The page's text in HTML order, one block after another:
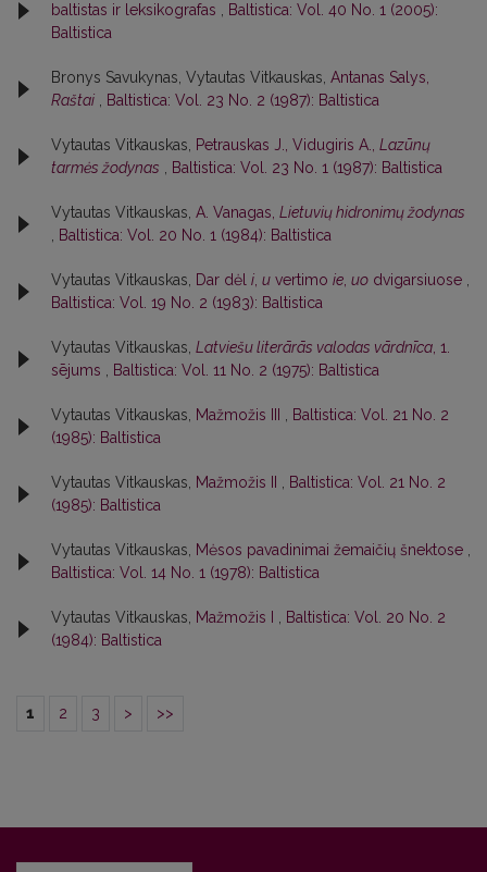
baltistas ir leksikografas , Baltistica: Vol. 40 No. 1 (2005):
Baltistica
Bronys Savukynas, Vytautas Vitkauskas, Antanas Salys,
Raštai , Baltistica: Vol. 23 No. 2 (1987): Baltistica
Vytautas Vitkauskas, Petrauskas J., Vidugiris A., Lazūnų
tarmės žodynas , Baltistica: Vol. 23 No. 1 (1987): Baltistica
Vytautas Vitkauskas, A. Vanagas, Lietuvių hidronimų žodynas
, Baltistica: Vol. 20 No. 1 (1984): Baltistica
Vytautas Vitkauskas, Dar dėl i, u vertimo ie, uo dvigarsiuose ,
Baltistica: Vol. 19 No. 2 (1983): Baltistica
Vytautas Vitkauskas, Latviešu literārās valodas vārdnīca, 1.
sējums , Baltistica: Vol. 11 No. 2 (1975): Baltistica
Vytautas Vitkauskas, Mažmožis III , Baltistica: Vol. 21 No. 2
(1985): Baltistica
Vytautas Vitkauskas, Mažmožis II , Baltistica: Vol. 21 No. 2
(1985): Baltistica
Vytautas Vitkauskas, Mėsos pavadinimai žemaičių šnektose ,
Baltistica: Vol. 14 No. 1 (1978): Baltistica
Vytautas Vitkauskas, Mažmožis I , Baltistica: Vol. 20 No. 2
(1984): Baltistica
1 2 3 > >>